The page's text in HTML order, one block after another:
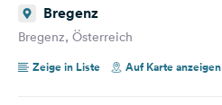
Bregenz
Bregenz, Österreich
Zeige in Liste
Auf Karte anzeigen